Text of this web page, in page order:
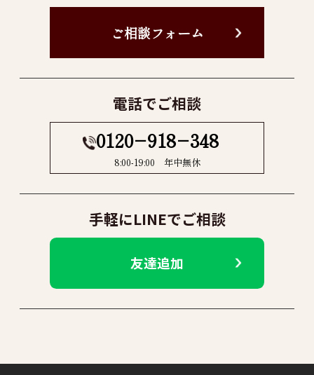
ご相談フォーム
電話でご相談
0120−918−348
8:00-19:00 年中無休
手軽にLINEでご相談
友達追加